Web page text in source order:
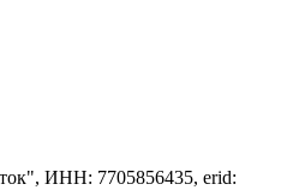
ИНН: 7705856435, erid: